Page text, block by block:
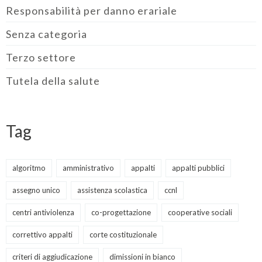
Responsabilità per danno erariale
Senza categoria
Terzo settore
Tutela della salute
Tag
algoritmo amministrativo appalti appalti pubblici
assegno unico assistenza scolastica ccnl
centri antiviolenza co-progettazione cooperative sociali
correttivo appalti corte costituzionale
criteri di aggiudicazione dimissioni in bianco